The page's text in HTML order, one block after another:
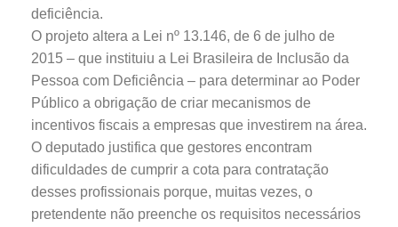
deficiência.
O projeto altera a Lei nº 13.146, de 6 de julho de
2015 – que instituiu a Lei Brasileira de Inclusão da
Pessoa com Deficiência – para determinar ao Poder
Público a obrigação de criar mecanismos de
incentivos fiscais a empresas que investirem na área.
O deputado justifica que gestores encontram
dificuldades de cumprir a cota para contratação
desses profissionais porque, muitas vezes, o
pretendente não preenche os requisitos necessários